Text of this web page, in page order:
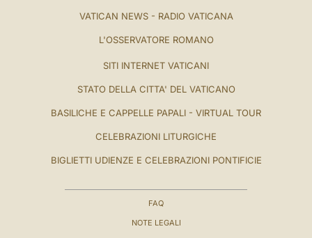
VATICAN NEWS - RADIO VATICANA
L'OSSERVATORE ROMANO
SITI INTERNET VATICANI
STATO DELLA CITTA' DEL VATICANO
BASILICHE E CAPPELLE PAPALI - VIRTUAL TOUR
CELEBRAZIONI LITURGICHE
BIGLIETTI UDIENZE E CELEBRAZIONI PONTIFICIE
FAQ
NOTE LEGALI